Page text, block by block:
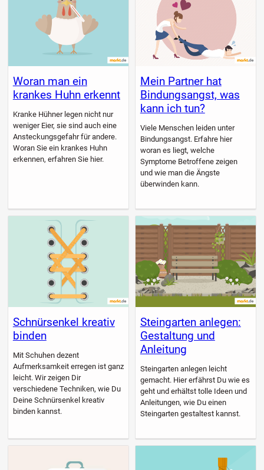
Woran man ein
krankes Huhn erkennt
Kranke Hühner legen nicht nur
weniger Eier, sie sind auch eine
Ansteckungsgefahr für andere.
Woran Sie ein krankes Huhn
erkennen, erfahren Sie hier.
Mein Partner hat
Bindungsangst, was
kann ich tun?
Viele Menschen leiden unter
Bindungsangst. Erfahre hier
woran es liegt, welche
Symptome Betroffene zeigen
und wie man die Ängste
überwinden kann.
Schnürsenkel kreativ
binden
Mit Schuhen dezent
Aufmerksamkeit erregen ist ganz
leicht. Wir zeigen Dir
verschiedene Techniken, wie Du
Deine Schnürsenkel kreativ
binden kannst.
Steingarten anlegen:
Gestaltung und
Anleitung
Steingarten anlegen leicht
gemacht. Hier erfährst Du wie es
geht und erhältst tolle Ideen und
Anleitungen, wie Du einen
Steingarten gestaltest kannst.